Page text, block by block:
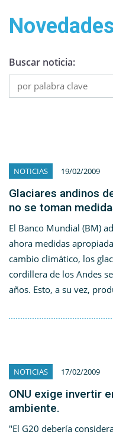
Novedades
Buscar noticia:
NOTICIAS 19/02/2009
Glaciares andinos
no se toman
El Banco Mundial (BM)
ahora medidas
cambio climático, los
cordillera de los Andes
años. Esto, a su vez,
NOTICIAS 17/02/2009
ONU exige invertir
ambiente.
"El G20 debería